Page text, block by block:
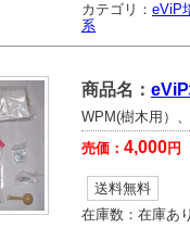
カテゴリ： eViP
系
商品名：
WPM(樹木用）
売価： 4,000円
送料無料
在庫数： 在庫あ